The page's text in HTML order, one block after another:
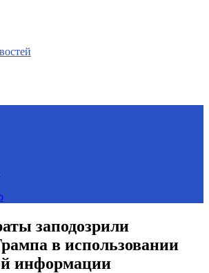
заподозрили
в использовании
информации